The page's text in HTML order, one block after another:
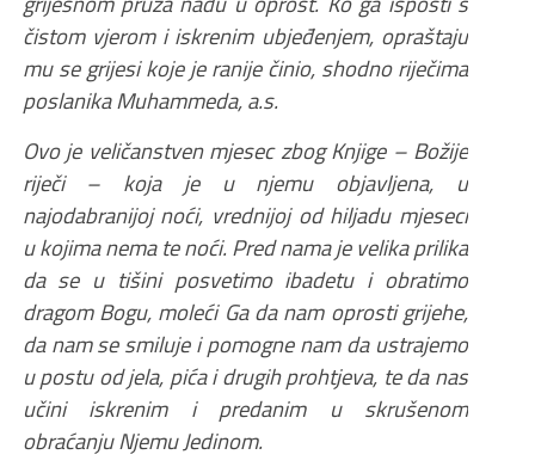
čistom vjerom i iskrenim ubjeđenjem, opraštaju
mu se grijesi koje je ranije činio, shodno riječima
poslanika Muhammeda, a.s.
Ovo je veličanstven mjesec zbog Knjige – Božije
riječi – koja je u njemu objavljena, u
najodabranijoj noći, vrednijoj od hiljadu mjeseci
u kojima nema te noći. Pred nama je velika prilika
da se u tišini posvetimo ibadetu i obratimo
dragom Bogu, moleći Ga da nam oprosti grijehe,
da nam se smiluje i pomogne nam da ustrajemo
u postu od jela, pića i drugih prohtjeva, te da nas
učini iskrenim i predanim u skrušenom
obraćanju Njemu Jedinom.